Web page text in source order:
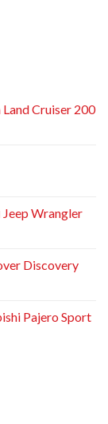
Cruiser 200
Wrangler
Discovery
Pajero Sport